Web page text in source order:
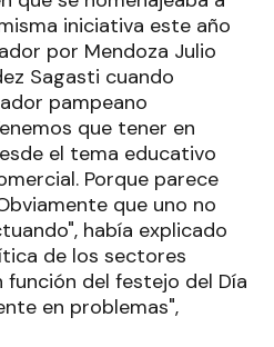
iniciativa este año
por Mendoza Julio
Sagasti cuando
pampeano
que tener en
el tema educativo
Porque parece
que uno no
había explicado
de los sectores
del festejo del Día
en problemas",